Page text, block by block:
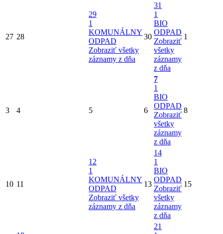
27 28
29
1
KOMUNÁLNY
ODPAD
Zobraziť všetky
záznamy z dňa
30
31
1
BIO
ODPAD
Zobraziť
všetky
záznamy
z dňa
1
3 4 5 6
7
1
BIO
ODPAD
Zobraziť
všetky
záznamy
z dňa
8
10 11
12
1
KOMUNÁLNY
ODPAD
Zobraziť všetky
záznamy z dňa
13
14
1
BIO
ODPAD
Zobraziť
všetky
záznamy
z dňa
15
21